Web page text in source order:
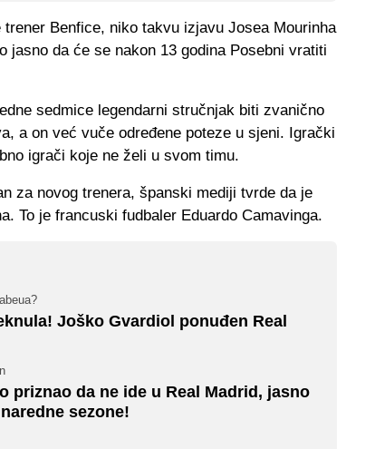
Benfice, niko takvu izjavu Josea Mourinha
jasno da će se nakon 13 godina Posebni vratiti
sedmice legendarni stručnjak biti zvanično
a on već vuče određene poteze u sjeni. Igrački
igrači koje ne želi u svom timu.
za novog trenera, španski mediji tvrde da je
To je francuski fudbaler Eduardo Camavinga.
Joško Gvardiol ponuđen Real
priznao da ne ide u Real Madrid, jasno
sezone!